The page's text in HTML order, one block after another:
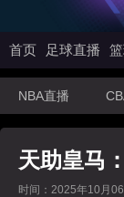
首页 足球直播
NBA直播
天助皇马
时间：2025年10月